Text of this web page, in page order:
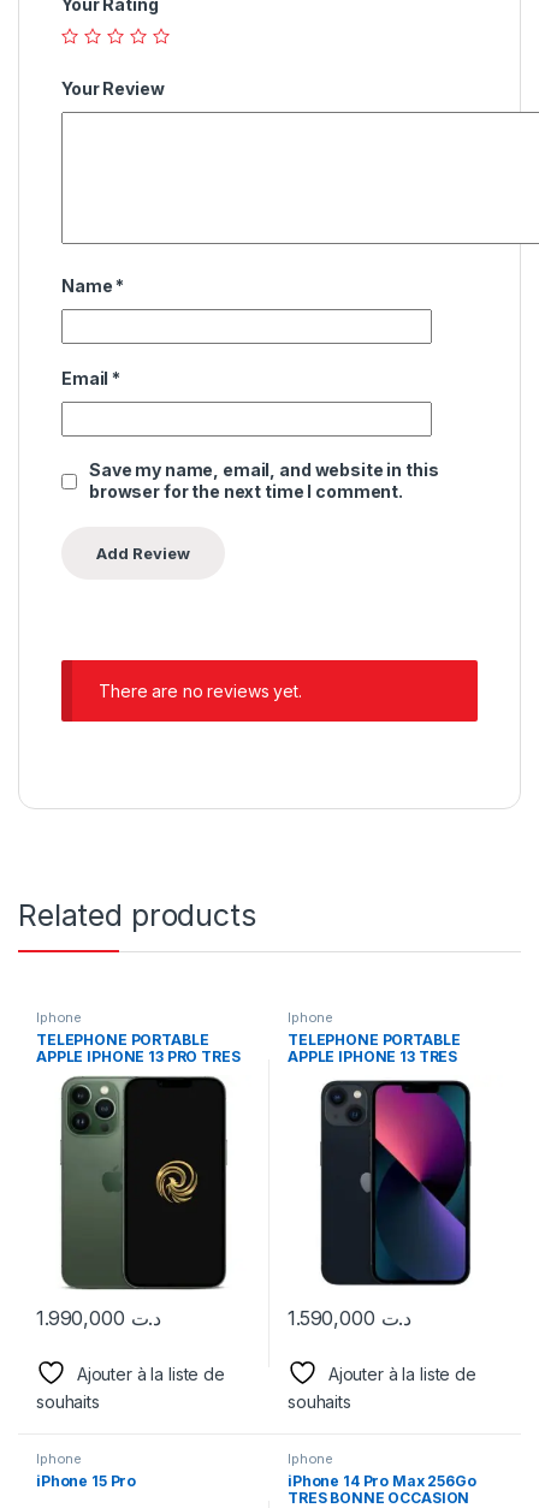
Your Review
Name *
Email *
Save my name, email, and website in this
browser for the next time I comment.
There are no reviews yet.
Related products
Iphone
TELEPHONE PORTABLE
APPLE IPHONE 13 PRO TRES
BONNE OCCASION
د.ت
Ajouter à la liste de
souhaits
Iphone
TELEPHONE PORTABLE
APPLE IPHONE 13 TRES
د.ت
Ajouter à la liste de
souhaits
Iphone
iPhone 15 Pro
Iphone
iPhone 14 Pro Max 256Go
TRES BONNE OCCASION